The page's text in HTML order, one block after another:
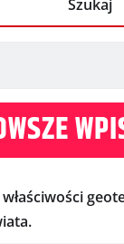
Szukaj